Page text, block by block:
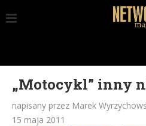
„Motocykl” inny
napisany przez Marek
15 maja 2011